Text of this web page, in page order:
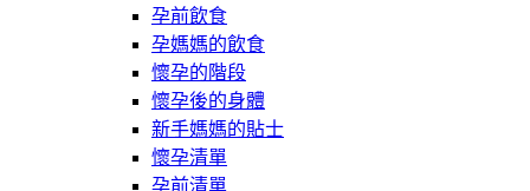
孕前飲食
孕媽媽的飲食
懷孕的階段
懷孕後的身體
新手媽媽的貼士
懷孕清單
孕前清單